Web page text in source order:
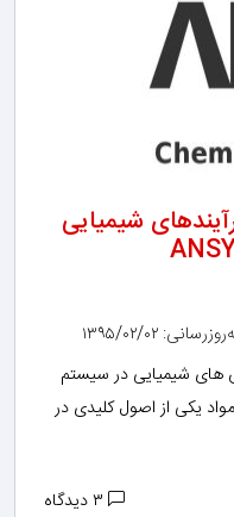
شیمیایی
۱۳۹۵/۰۲/۰۲
های شیمیایی در سیستم
یکی از اصول کلیدی در